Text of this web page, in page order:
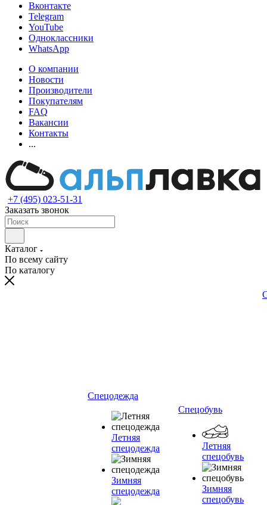
Вконтакте
Telegram
YouTube
Одноклассники
WhatsApp
О компании
Новости
Производители
Покупателям
FAQ
Вакансии
Контакты
...
+7 (495) 023-51-31
Заказать звонок
Каталог
По всему сайту
По каталогу
Спецодежда
Летняя
спецодежда
Зимняя
спецодежда
Спецобувь
Летняя
спецобувь
Зимняя
спецобувь